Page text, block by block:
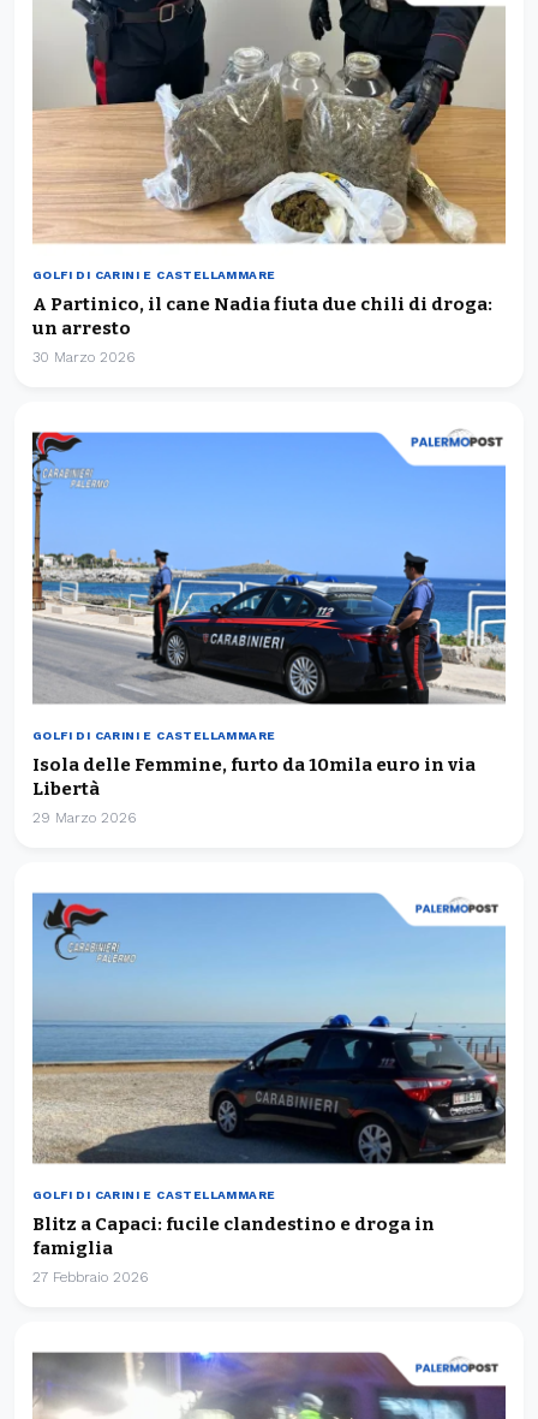
GOLFI DI CARINI E CASTELLAMMARE
A Partinico, il cane Nadia fiuta due chili di droga:
un arresto
30 Marzo 2026
GOLFI DI CARINI E CASTELLAMMARE
Isola delle Femmine, furto da 10mila euro in via
Libertà
29 Marzo 2026
GOLFI DI CARINI E CASTELLAMMARE
Blitz a Capaci: fucile clandestino e droga in
famiglia
27 Febbraio 2026